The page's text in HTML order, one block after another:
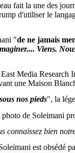
fait la une des
d'utiliser le
"de ne jamais
Viens.
Media Research
une Maison
nos pieds", la
photo de Soleimani
connaissez bien
est obsédé